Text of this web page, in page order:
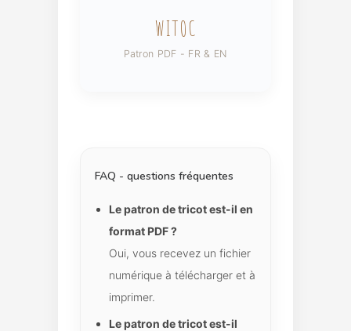
WITOC
Patron PDF - FR & EN
FAQ - questions fréquentes
Le patron de tricot est-il en
format PDF ?
Oui, vous recevez un fichier
numérique à télécharger et à
imprimer.
Le patron de tricot est-il